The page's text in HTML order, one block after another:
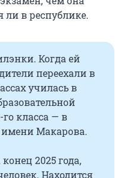
ли в республике.
Когда ей
переехали в
училась в
класса — в
Макарова.
2025 года,
Находится